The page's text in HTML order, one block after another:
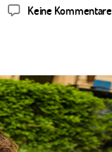
Keine Kommentare